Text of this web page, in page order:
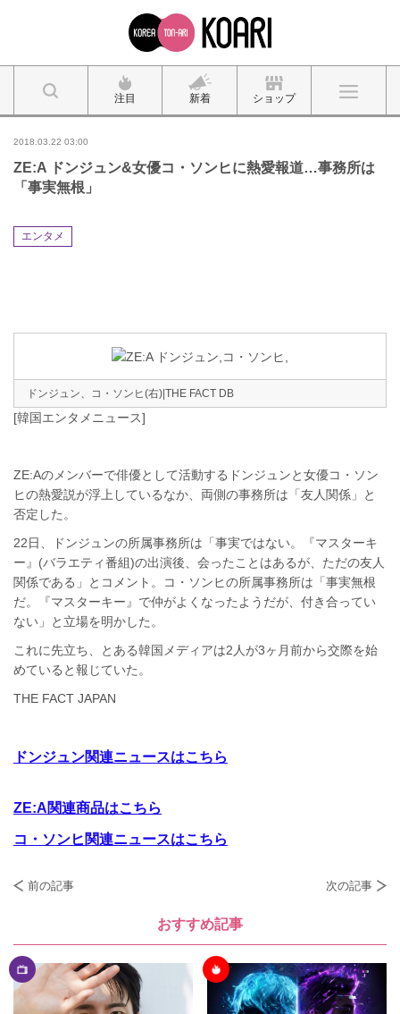
注目 新着 ショップ
2018.03.22 03:00
ZE:A ドンジュン&女優コ・ソンヒに熱愛報道…事務所は
「事実無根」
エンタメ
ドンジュン、コ・ソンヒ(右)|THE FACT DB
[韓国エンタメニュース]
ZE:Aのメンバーで俳優として活動するドンジュンと女優コ・ソン
ヒの熱愛説が浮上しているなか、両側の事務所は「友人関係」と
否定した。
22日、ドンジュンの所属事務所は「事実ではない。『マスターキ
ー』(バラエティ番組)の出演後、会ったことはあるが、ただの友人
関係である」とコメント。コ・ソンヒの所属事務所は「事実無根
だ。『マスターキー』で仲がよくなったようだが、付き合ってい
ない」と立場を明かした。
これに先立ち、とある韓国メディアは2人が3ヶ月前から交際を始
めていると報じていた。
THE FACT JAPAN
ドンジュン関連ニュースはこちら
ZE:A関連商品はこちら
コ・ソンヒ関連ニュースはこちら
前の記事 次の記事
おすすめ記事